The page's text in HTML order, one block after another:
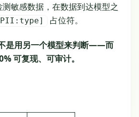
敏感数据，在数据到达模型之
[PII:type] 占位符。
是用另一个模型来判断——而
可复现、可审计。